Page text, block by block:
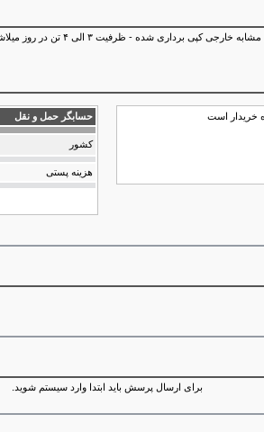
خط تولید سیم ارت گالوانیزه - دستگاهها
خریدار است
حسابگر حمل و نقل
كشور
هزینه پستی
برای ارسال پرسش باید ابتدا وارد سیستم شوید.